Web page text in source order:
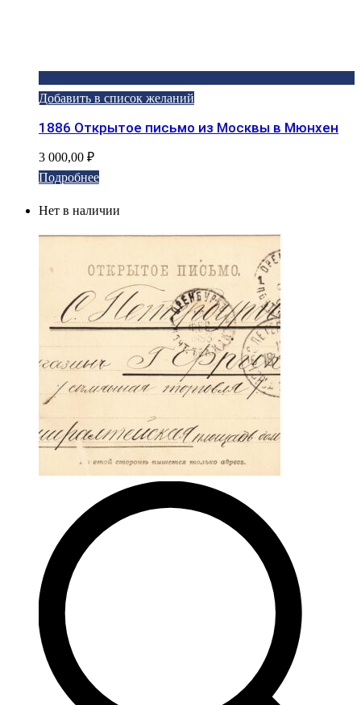
Добавить в список желаний
1886 Открытое письмо из Москвы в Мюнхен
3 000,00 ₽
Подробнее
Нет в наличии